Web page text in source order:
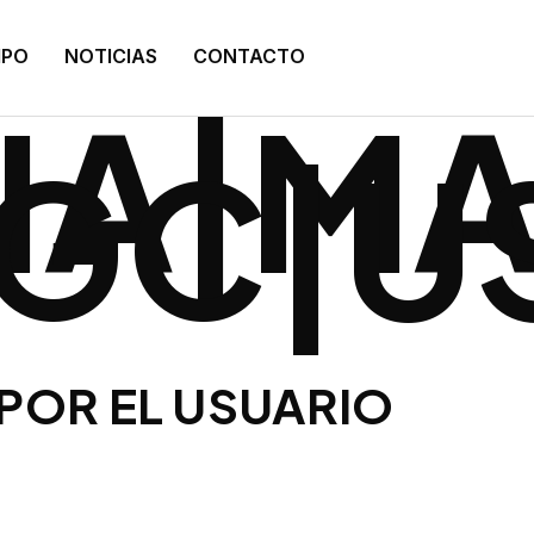
NOTICIAS CONTACTO
EL USUARIO